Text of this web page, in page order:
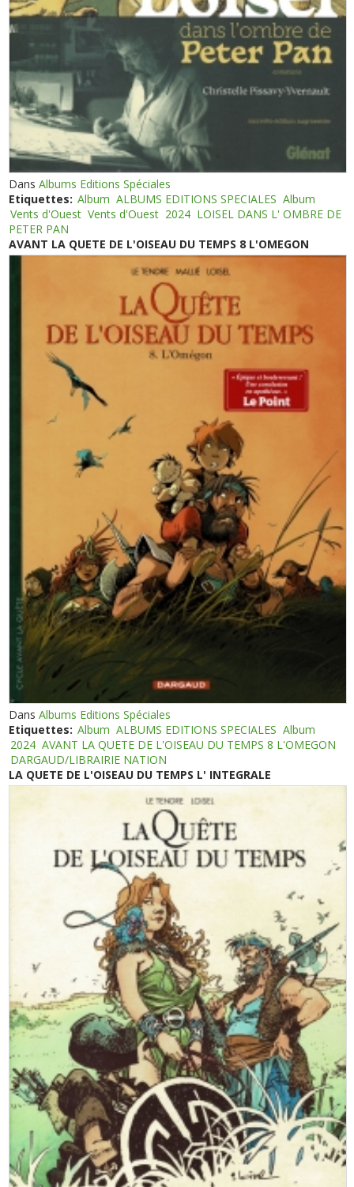
DansAlbums Editions Spéciales
Etiquettes: Album ALBUMS EDITIONS SPECIALES Album
Vents d'Ouest Vents d'Ouest 2024 LOISEL DANS L' OMBRE DE
PETER PAN
AVANT LA QUETE DE L'OISEAU DU TEMPS 8 L'OMEGON
DansAlbums Editions Spéciales
Etiquettes: Album ALBUMS EDITIONS SPECIALES Album
2024 AVANT LA QUETE DE L'OISEAU DU TEMPS 8 L'OMEGON
DARGAUD/LIBRAIRIE NATION
LA QUETE DE L'OISEAU DU TEMPS L' INTEGRALE